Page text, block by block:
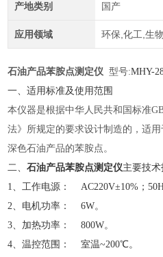
产地类别 国产
应用领域 环保,化工,生
石油产品苯胺点测定仪 型号:MHY-
一、适用标准及使用范围
本仪器是根据中华人民共和国标准
法》所规定的要求设计制造的，适
深色石油产品的苯胺点。
二、石油产品苯胺点测定仪主要技
1、工作电源： AC220V±10%；
2、电机功率： 6W。
3、加热功率： 800W。
4、温控范围： 室温~200℃。